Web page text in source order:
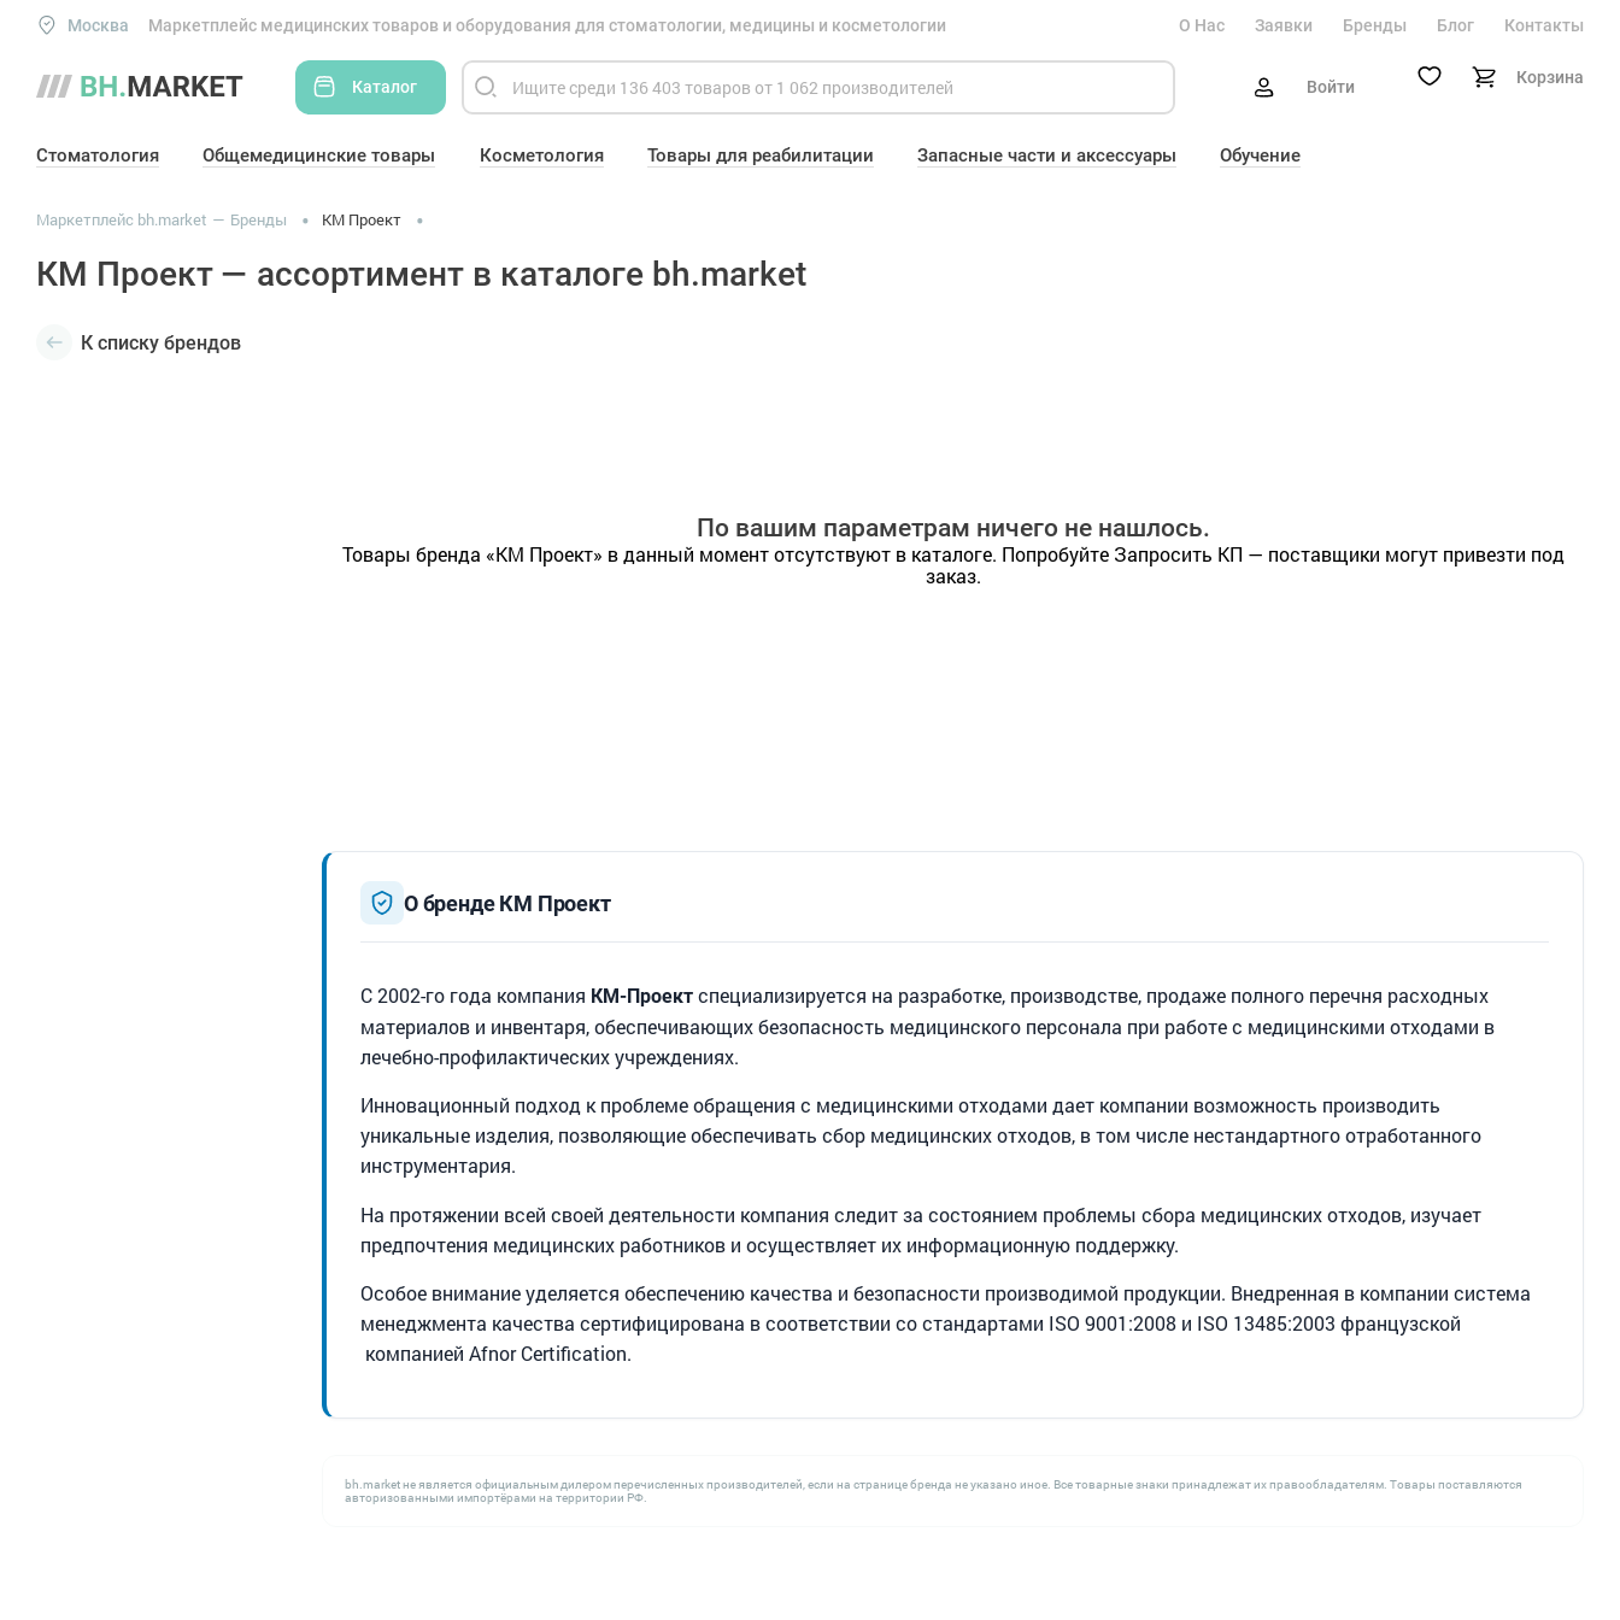
Москва Маркетплейс медицинских товаров и оборудования для стоматологии, медицины и косметологии О Нас Заявки Бренды Блог Контакты
Каталог Войти Корзина
Стоматология Общемедицинские товары Косметология Товары для реабилитации Запасные части и аксессуары Обучение
Маркетплейс bh.market Бренды КМ Проект
КМ Проект — ассортимент в каталоге bh.market
К списку брендов
По вашим параметрам ничего не нашлось.
Товары бренда «КМ Проект» в данный момент отсутствуют в каталоге. Попробуйте Запросить КП — поставщики могут привезти под
заказ.
О бренде КМ Проект
С 2002-го года компания КМ-Проект специализируется на разработке, производстве, продаже полного перечня расходных
материалов и инвентаря, обеспечивающих безопасность медицинского персонала при работе с медицинскими отходами в
лечебно-профилактических учреждениях.
Инновационный подход к проблеме обращения с медицинскими отходами дает компании возможность производить
уникальные изделия, позволяющие обеспечивать сбор медицинских отходов, в том числе нестандартного отработанного
инструментария.
На протяжении всей своей деятельности компания следит за состоянием проблемы сбора медицинских отходов, изучает
предпочтения медицинских работников и осуществляет их информационную поддержку.
Особое внимание уделяется обеспечению качества и безопасности производимой продукции. Внедренная в компании система
менеджмента качества сертифицирована в соответствии со стандартами ISO 9001:2008 и ISO 13485:2003 французской
компанией Afnor Certification.
bh.market не является официальным дилером перечисленных производителей, если на странице бренда не указано иное. Все товарные знаки принадлежат их правообладателям. Товары поставляются
авторизованными импортёрами на территории РФ.